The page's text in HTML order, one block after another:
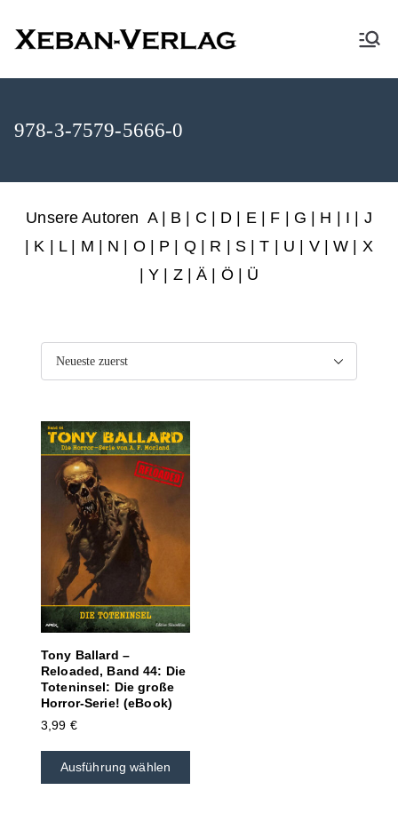
XEBAN-Verlag
978-3-7579-5666-0
Unsere Autoren A| B C D E| F G H I
J
K L| M N O P Q| R S |T U V|W
X
Y Z|Ä | Ö | Ü
Tony Ballard –
Reloaded, Band 44: Die
Toteninsel: Die große
Horror-Serie! (eBook)
3,99 €
Ausführung wählen